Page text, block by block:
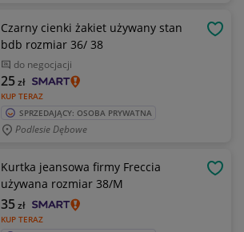
Czarny cienki żakiet używany stan
bdb rozmiar 36/ 38
do negocjacji
KUP TERAZ
25zł
SPRZEDAJĄCY: OSOBA PRYWATNA
Podlesie Dębowe
Kurtka jeansowa firmy Freccia
używana rozmiar 38/M
KUP TERAZ
35zł